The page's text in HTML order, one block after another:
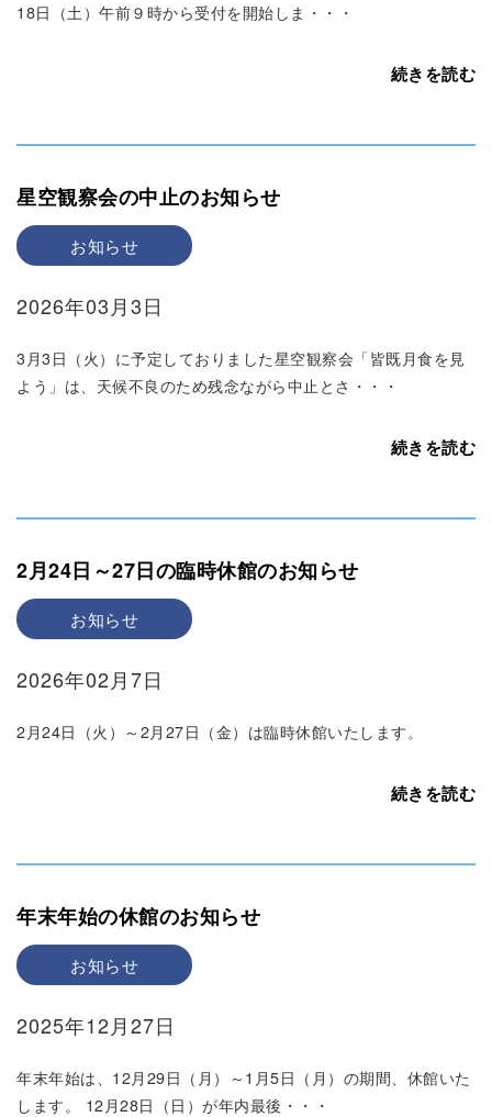
18日（土）午前９時から受付を開始しま・・・
続きを読む
星空観察会の中止のお知らせ
お知らせ
2026年03月3日
3月3日（火）に予定しておりました星空観察会「皆既月食を見
よう」は、天候不良のため残念ながら中止とさ・・・
続きを読む
2月24日～27日の臨時休館のお知らせ
お知らせ
2026年02月7日
2月24日（火）～2月27日（金）は臨時休館いたします。
続きを読む
年末年始の休館のお知らせ
お知らせ
2025年12月27日
年末年始は、12月29日（月）～1月5日（月）の期間、休館いた
します。 12月28日（日）が年内最後・・・